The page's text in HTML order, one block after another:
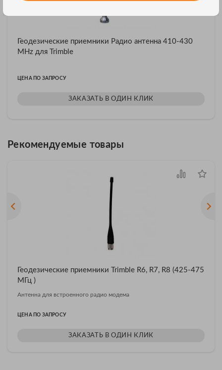
Геодезические приемники Радио антенна 410-430
MHz для Trimble
ЦЕНА ПО ЗАПРОСУ
ЗАКАЗАТЬ В ОДИН КЛИК
Рекомендуемые товары
Геодезические приемники Trimble R6, R7, R8 (425-475
МГц )
Антенна для встроенного радио модема
ЦЕНА ПО ЗАПРОСУ
ЗАКАЗАТЬ В ОДИН КЛИК